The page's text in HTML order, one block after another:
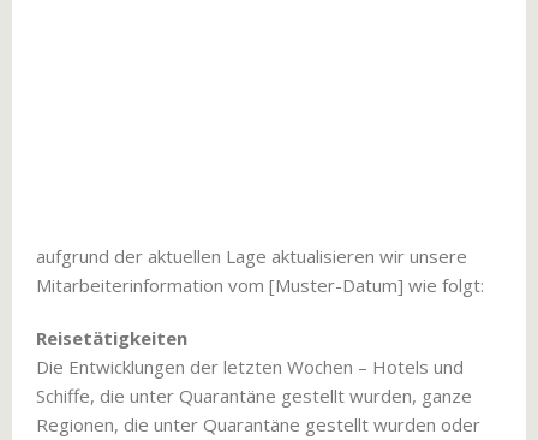
aufgrund der aktuellen Lage aktualisieren wir unsere
Mitarbeiterinformation vom [Muster-Datum] wie folgt:
Reisetätigkeiten
Die Entwicklungen der letzten Wochen – Hotels und
Schiffe, die unter Quarantäne gestellt wurden, ganze
Regionen, die unter Quarantäne gestellt wurden oder